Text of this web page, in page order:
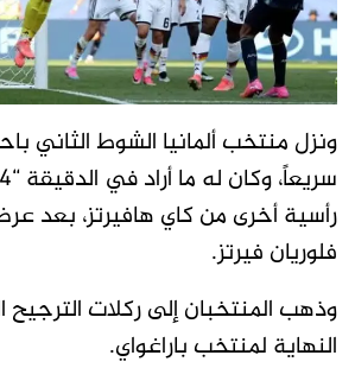
ونزل منتخب ألمانيا الشوط الثاني
رأسية أخرى من كاي هافيرتز، بعد
فلوريان فيرتز.
وذهب المنتخبان إلى ركلات
النهاية لمنتخب باراغواي.